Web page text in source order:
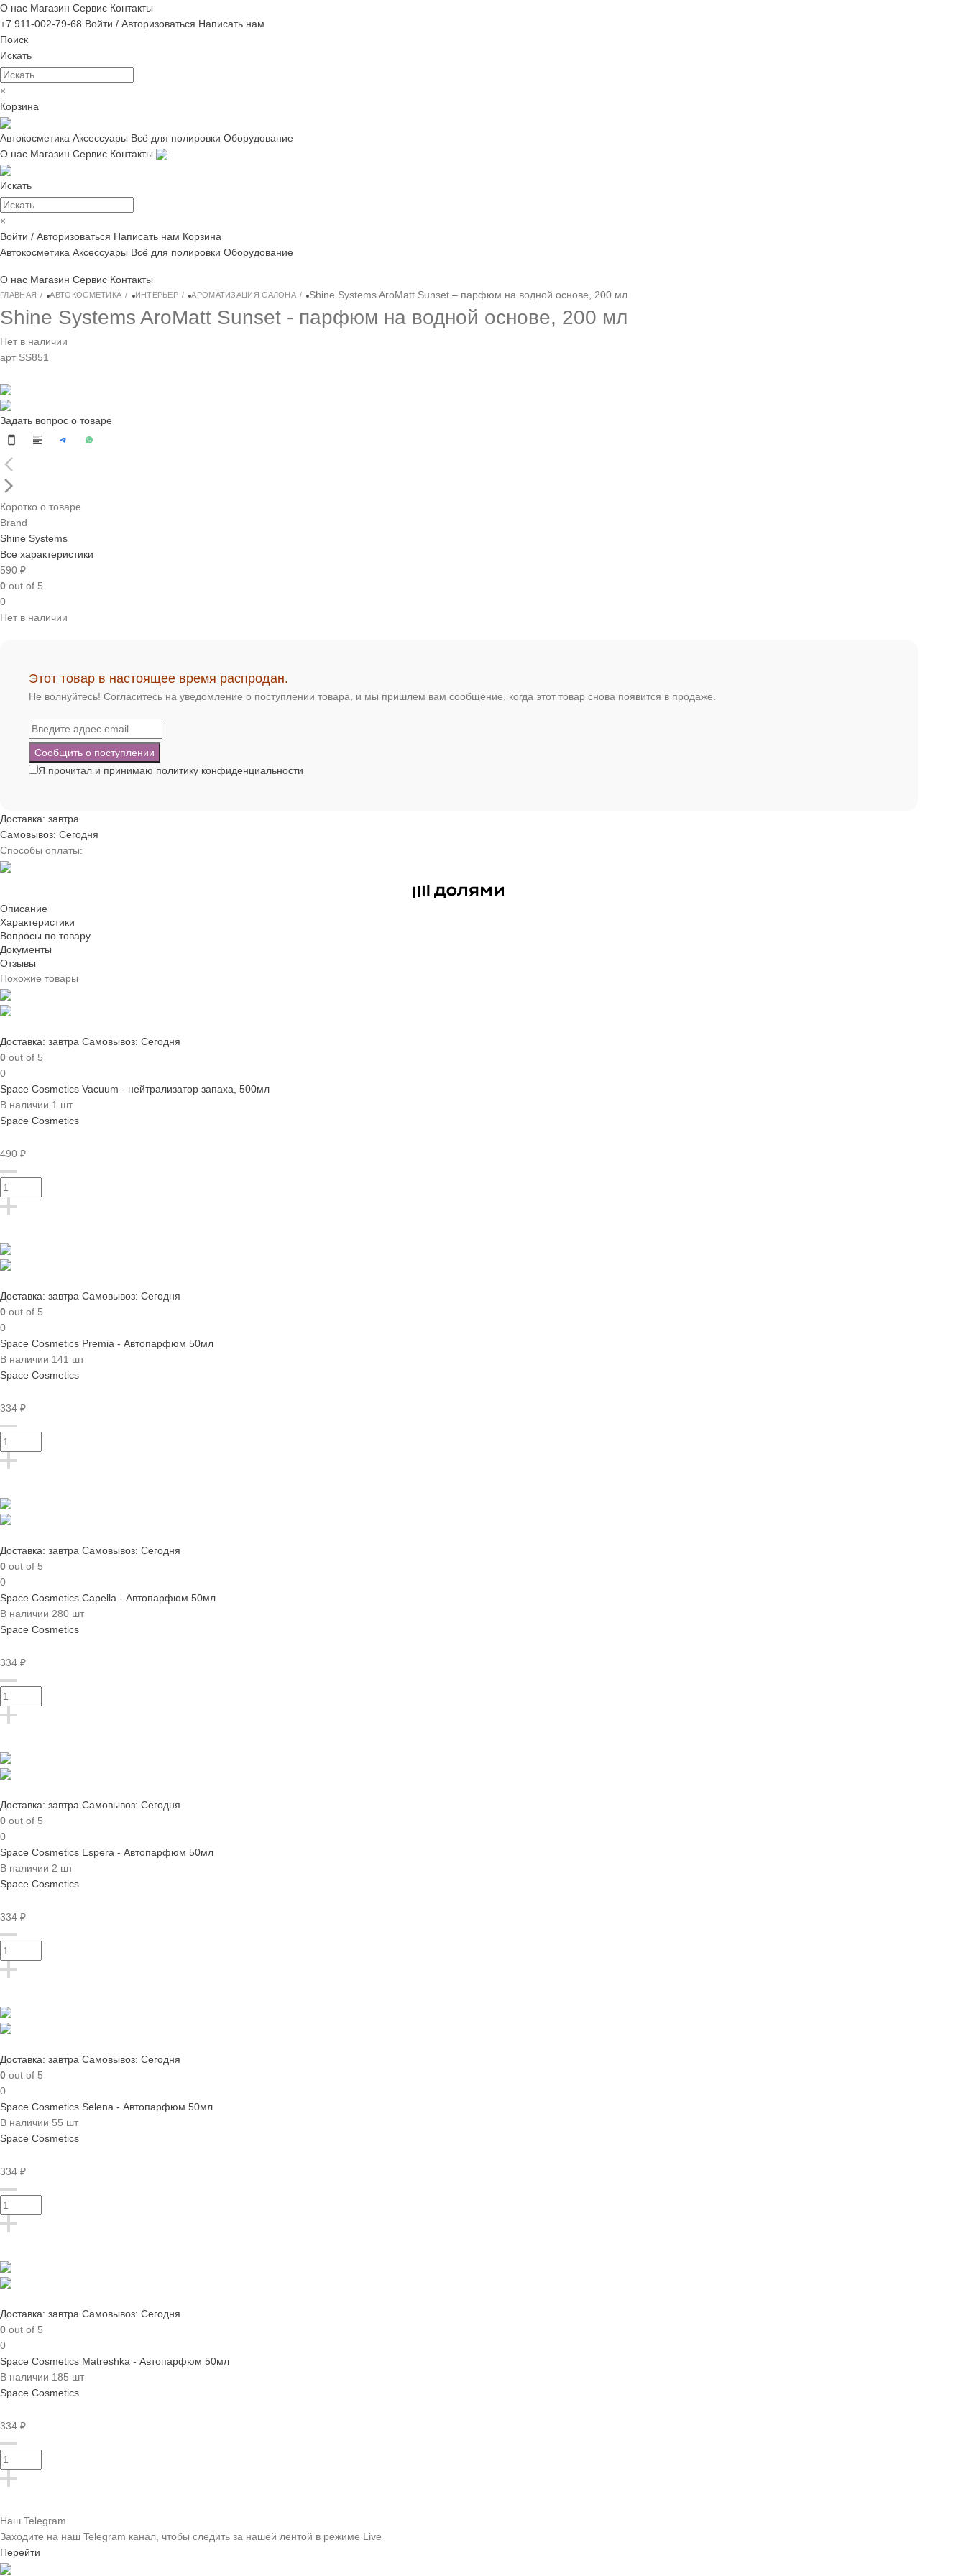
О нас Магазин Сервис Контакты
+7 911-002-79-68 Войти / Авторизоваться Написать нам
Поиск
Искать
×
Корзина
Автокосметика Аксессуары Всё для полировки Оборудование
О нас Магазин Сервис Контакты
Искать
×
Войти / Авторизоваться Написать нам Корзина
Автокосметика Аксессуары Всё для полировки Оборудование
О нас Магазин Сервис Контакты
ГЛАВНАЯ АВТОКОСМЕТИКА ИНТЕРЬЕР АРОМАТИЗАЦИЯ САЛОНА Shine Systems AroMatt Sunset – парфюм на водной основе, 200 мл
Shine Systems AroMatt Sunset - парфюм на водной основе, 200 мл
Нет в наличии
арт SS851
Задать вопрос о товаре
Коротко о товаре
Brand
Shine Systems
Все характеристики
590 ₽
0 out of 5
0
Нет в наличии
Этот товар в настоящее время распродан.
Не волнуйтесь! Согласитесь на уведомление о поступлении товара, и мы пришлем вам сообщение, когда этот товар снова появится в продаже.
Я прочитал и принимаю политику конфиденциальности
Доставка: завтра
Самовывоз: Сегодня
Способы оплаты:
Описание
Характеристики
Вопросы по товару
Документы
Отзывы
Похожие товары
Доставка: завтра Самовывоз: Сегодня
0 out of 5
0
Space Cosmetics Vacuum - нейтрализатор запаха, 500мл
В наличии 1 шт
Space Cosmetics
490 ₽
Доставка: завтра Самовывоз: Сегодня
0 out of 5
0
Space Cosmetics Premia - Автопарфюм 50мл
В наличии 141 шт
Space Cosmetics
334 ₽
Доставка: завтра Самовывоз: Сегодня
0 out of 5
0
Space Cosmetics Capella - Автопарфюм 50мл
В наличии 280 шт
Space Cosmetics
334 ₽
Доставка: завтра Самовывоз: Сегодня
0 out of 5
0
Space Cosmetics Espera - Автопарфюм 50мл
В наличии 2 шт
Space Cosmetics
334 ₽
Доставка: завтра Самовывоз: Сегодня
0 out of 5
0
Space Cosmetics Selena - Автопарфюм 50мл
В наличии 55 шт
Space Cosmetics
334 ₽
Доставка: завтра Самовывоз: Сегодня
0 out of 5
0
Space Cosmetics Matreshka - Автопарфюм 50мл
В наличии 185 шт
Space Cosmetics
334 ₽
Наш Telegram
Заходите на наш Telegram канал, чтобы следить за нашей лентой в режиме Live
Перейти